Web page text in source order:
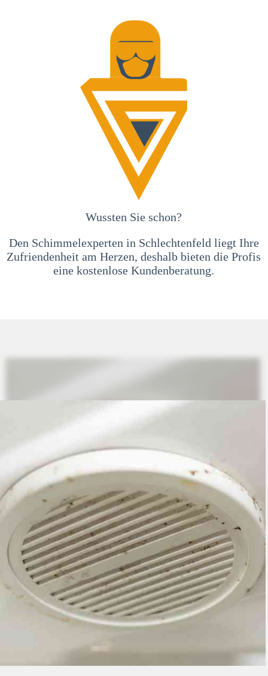
Wussten Sie schon?
Den Schimmelexperten in Schlechtenfeld liegt Ihre
Zufriendenheit am Herzen, deshalb bieten die Profis
eine kostenlose Kundenberatung.